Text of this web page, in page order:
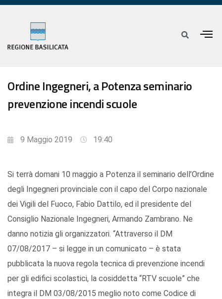
Ordine Ingegneri, a Potenza seminario
prevenzione incendi scuole
9 Maggio 2019 19:40
Si terrà domani 10 maggio a Potenza il seminario dell’Ordine
degli Ingegneri provinciale con il capo del Corpo nazionale
dei Vigili del Fuoco, Fabio Dattilo, ed il presidente del
Consiglio Nazionale Ingegneri, Armando Zambrano. Ne
danno notizia gli organizzatori. “Attraverso il DM
07/08/2017 – si legge in un comunicato – è stata
pubblicata la nuova regola tecnica di prevenzione incendi
per gli edifici scolastici, la cosiddetta “RTV scuole” che
integra il DM 03/08/2015 meglio noto come Codice di